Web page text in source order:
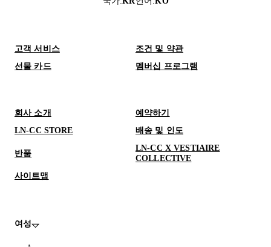
고객 서비스
조건 및 약관
선물 카드
멤버십 프로그램
회사 소개
예약하기
LN-CC STORE
배송 및 인도
반품
LN-CC X VESTIAIRE
COLLECTIVE
사이트맵
여성